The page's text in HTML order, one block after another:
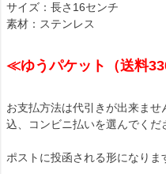
サイズ：長さ16センチ
素材：ステンレス
≪ゆうパケット（送料
お支払方法は代引きが出来ま
込、コンビニ払いを選んでくだ
ポストに投函される形になりま